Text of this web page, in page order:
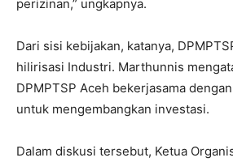
perizinan,” ungkapnya.
Dari sisi kebijakan, katanya,
hilirisasi Industri. Marthunnis
DPMPTSP Aceh bekerjasama
untuk mengembangkan investasi.
Dalam diskusi tersebut, Ketua